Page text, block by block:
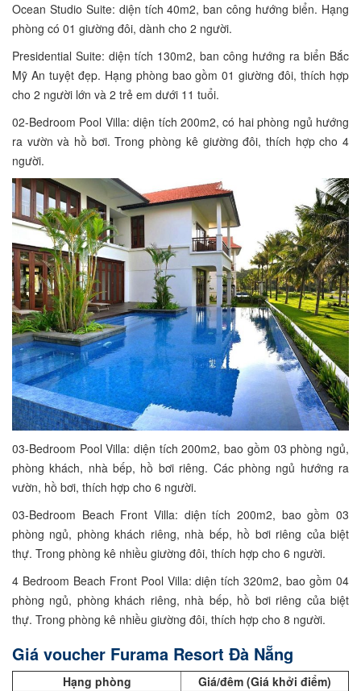
Ocean Studio Suite: diện tích 40m2, ban công hướng biển. Hạng
phòng có 01 giường đôi, dành cho 2 người.
Presidential Suite: diện tích 130m2, ban công hướng ra biển Bắc
Mỹ An tuyệt đẹp. Hạng phòng bao gồm 01 giường đôi, thích hợp
cho 2 người lớn và 2 trẻ em dưới 11 tuổi.
02-Bedroom Pool Villa: diện tích 200m2, có hai phòng ngủ hướng
ra vườn và hồ bơi. Trong phòng kê giường đôi, thích hợp cho 4
người.
03-Bedroom Pool Villa: diện tích 200m2, bao gồm 03 phòng ngủ,
phòng khách, nhà bếp, hồ bơi riêng. Các phòng ngủ hướng ra
vườn, hồ bơi, thích hợp cho 6 người.
03-Bedroom Beach Front Villa: diện tích 200m2, bao gồm 03
phòng ngủ, phòng khách riêng, nhà bếp, hồ bơi riêng của biệt
thự. Trong phòng kê nhiều giường đôi, thích hợp cho 6 người.
4 Bedroom Beach Front Pool Villa: diện tích 320m2, bao gồm 04
phòng ngủ, phòng khách riêng, nhà bếp, hồ bơi riêng của biệt
thự. Trong phòng kê nhiều giường đôi, thích hợp cho 8 người.
Giá voucher Furama Resort Đà Nẵng
Hạng phòng
Giá/đêm (Giá khởi điểm)